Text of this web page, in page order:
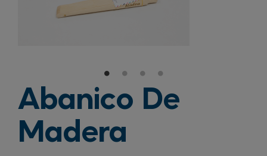
Abanico De
Madera